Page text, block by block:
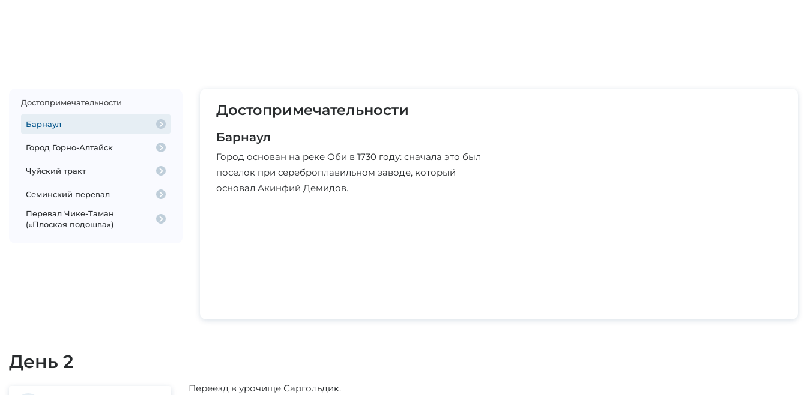
Достопримечательности
Барнаул
Город Горно-Алтайск
Чуйский тракт
Семинский перевал
Перевал Чике-Таман
(«Плоская подошва»)
Достопримечательности
Барнаул
Город основан на реке Оби в 1730 году: сначала это был
поселок при сереброплавильном заводе, который
основал Акинфий Демидов.
День 2
Переезд в урочище Саргольдик.